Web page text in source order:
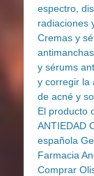
espectro,
radiaciones
Cremas y
y sérums
y corregir la
de acné y
El producto
ANTIEDAD
española
Farmacia
Comprar